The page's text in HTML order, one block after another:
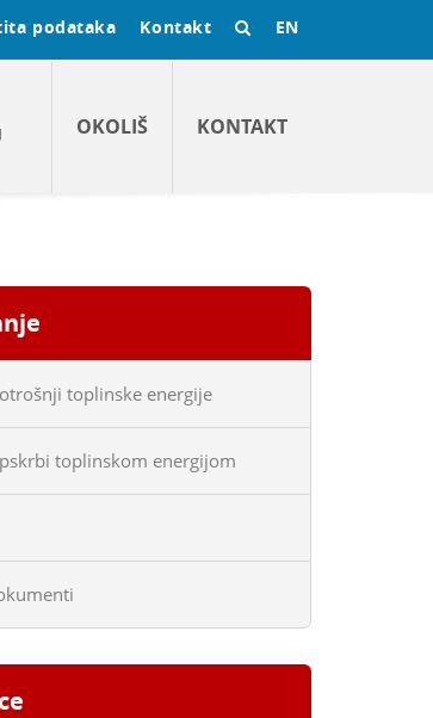
podataka Kontakt EN
OKOLIŠ KONTAKT
toplinske energije
toplinskom energijom